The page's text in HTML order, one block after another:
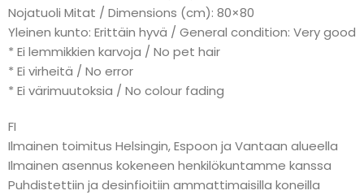
Nojatuoli Mitat / Dimensions (cm): 80×80
Yleinen kunto: Erittäin hyvä / General condition: Very good
* Ei lemmikkien karvoja / No pet hair
* Ei virheitä / No error
* Ei värimuutoksia / No colour fading
FI
Ilmainen toimitus Helsingin, Espoon ja Vantaan alueella
Ilmainen asennus kokeneen henkilökuntamme kanssa
Puhdistettiin ja desinfioitiin ammattimaisilla koneilla